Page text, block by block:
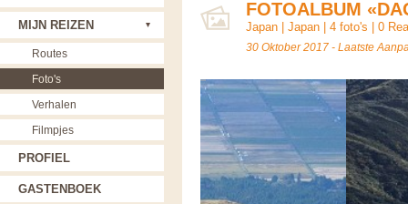
FOTOALBUM
Japan Japan | 4 foto's | 0
30 Oktober 2017 - Laatste
MIJN REIZEN
Routes
Foto's
Verhalen
Filmpjes
PROFIEL
GASTENBOEK